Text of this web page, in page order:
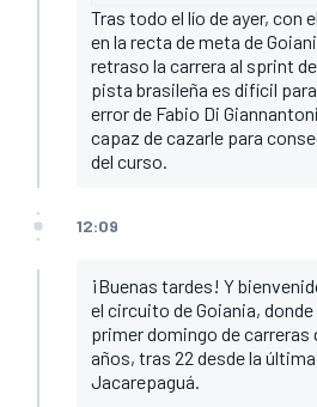
Tras todo el lío de ayer, con
en la recta de meta de
retraso la carrera al sprint
pista brasileña es difícil
error de Fabio Di
capaz de cazarle para
del curso.
12:09
¡Buenas tardes! Y
el circuito de Goiania,
primer domingo de carreras
años, tras 22 desde la
Jacarepaguá.